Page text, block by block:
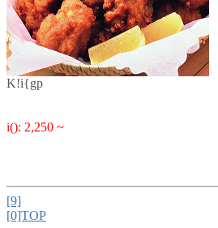
K!i{gp
i(): 2,250 ~
[9]
[0]TOP